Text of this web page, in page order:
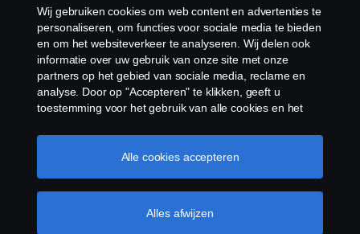
Cookiebeleid
Cookies
Voorbehouden. Scania Belgium ,A.Van Osslaan 1
Wij gebruiken cookies om web content en advertenties te
personaliseren, om functies voor sociale media te bieden
en om het websiteverkeer te analyseren. Wij delen ook
informatie over uw gebruik van onze site met onze
partners op het gebied van sociale media, reclame en
analyse. Door op "Accepteren" te klikken, geeft u
toestemming voor het gebruik van alle cookies en het
door op "Cookie Instellingen" te klikken en de
categorieën te selecteren die u wilt accepteren. Voor een
Cookie beleid
Alles afwijzen
Alle cookies accepteren